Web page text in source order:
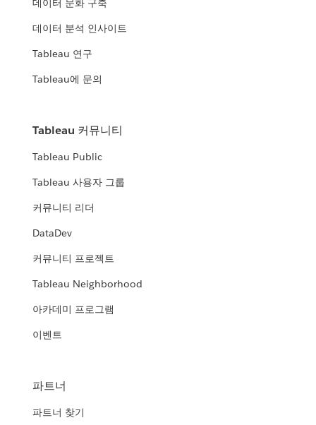
데이터 문화 구축
데이터 분석 인사이트
Tableau 연구
Tableau에 문의
Tableau 커뮤니티
Tableau Public
Tableau 사용자 그룹
커뮤니티 리더
DataDev
커뮤니티 프로젝트
Tableau Neighborhood
아카데미 프로그램
이벤트
파트너
파트너 찾기